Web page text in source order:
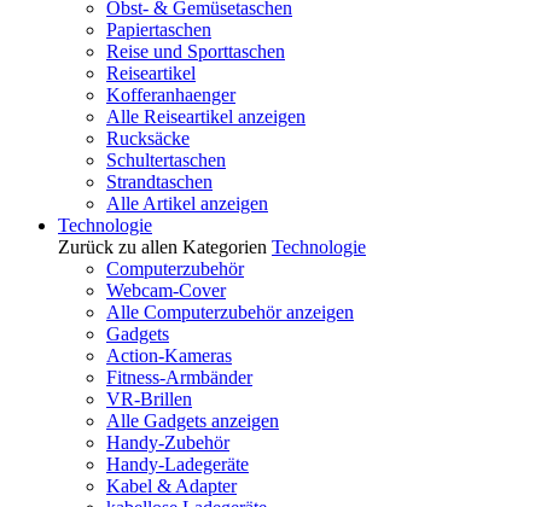
Obst- & Gemüsetaschen
Papiertaschen
Reise und Sporttaschen
Reiseartikel
Kofferanhaenger
Alle Reiseartikel anzeigen
Rucksäcke
Schultertaschen
Strandtaschen
Alle Artikel anzeigen
Technologie
Zurück zu allen Kategorien Technologie
Computerzubehör
Webcam-Cover
Alle Computerzubehör anzeigen
Gadgets
Action-Kameras
Fitness-Armbänder
VR-Brillen
Alle Gadgets anzeigen
Handy-Zubehör
Handy-Ladegeräte
Kabel & Adapter